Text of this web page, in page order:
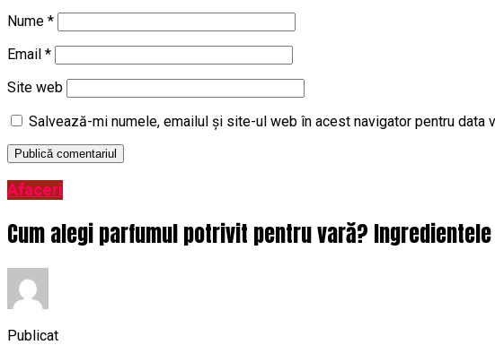
Nume *
Email *
Site web
Salvează-mi numele, emailul și site-ul web în acest navigator pentru data
Afaceri
Cum alegi parfumul potrivit pentru vară?
Publicat